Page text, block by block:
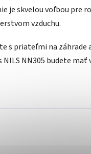
je skvelou voľbou pre
vzduchu.
s priateľmi na záhrade
NILS NN305 budete